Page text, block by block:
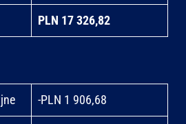
PLN 17 326,82
-PLN 1 906,68